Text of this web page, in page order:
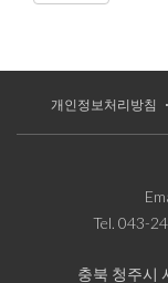
개인정보처리방침
Tel. 043-
충북 청주시